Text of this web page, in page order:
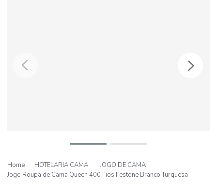
HOTELARIA CAMA
JOGO DE CAMA
Jogo Roupa de Cama Queen 400 Fios Festone Branco Turquesa